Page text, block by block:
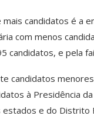
candidatos é a
com menos
candidatos, e pela
candidatos
à Presidência
e do Distrito